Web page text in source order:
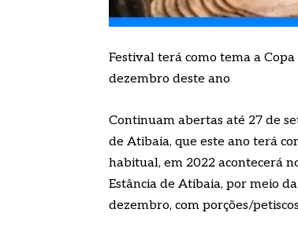
Festival terá como tema a
dezembro deste ano
Continuam abertas até 27 de
de Atibaia, que este ano terá
habitual, em 2022 acontecerá
Estância de Atibaia, por meio
dezembro, com porções/